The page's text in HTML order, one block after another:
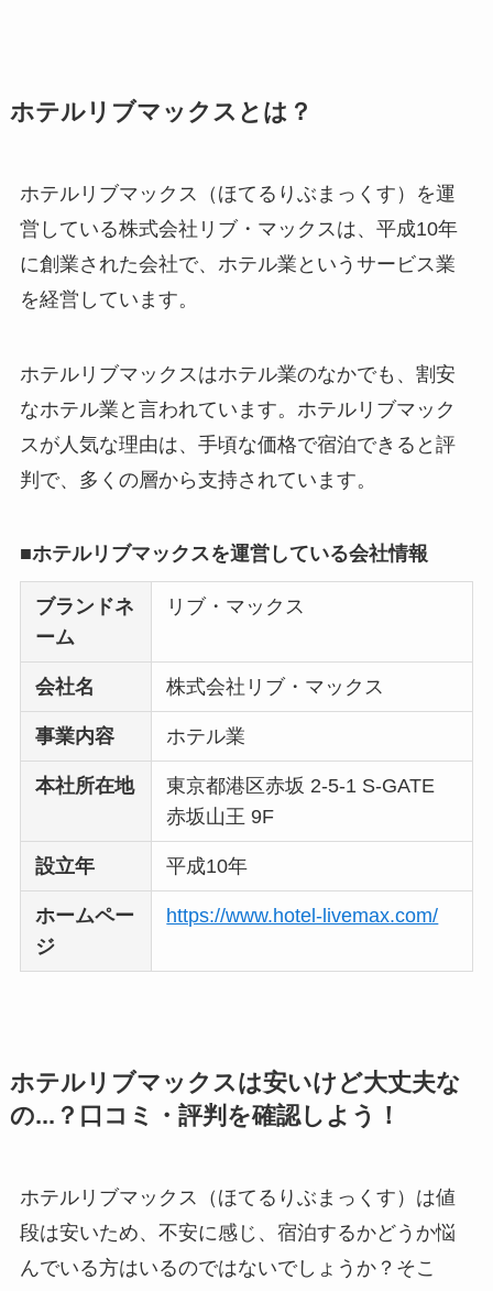
ホテルリブマックスとは？
ホテルリブマックス（ほてるりぶまっくす）を運
営している株式会社リブ・マックスは、平成10年
に創業された会社で、ホテル業というサービス業
を経営しています。
ホテルリブマックスはホテル業のなかでも、割安
なホテル業と言われています。ホテルリブマック
スが人気な理由は、手頃な価格で宿泊できると評
判で、多くの層から支持されています。
■ホテルリブマックスを運営している会社情報
ブランドネ
ーム
リブ・マックス
会社名 株式会社リブ・マックス
事業内容 ホテル業
本社所在地
東京都港区赤坂 2-5-1 S-GATE
赤坂山王 9F
設立年 平成10年
ホームペー
ジ
https://www.hotel-livemax.com/
ホテルリブマックスは安いけど大丈夫な
の...？口コミ・評判を確認しよう！
ホテルリブマックス（ほてるりぶまっくす）は値
段は安いため、不安に感じ、宿泊するかどうか悩
んでいる方はいるのではないでしょうか？そこ